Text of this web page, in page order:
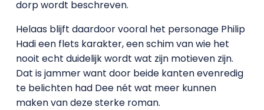
dorp wordt beschreven.
Helaas blijft daardoor vooral het personage Philip
Hadi een flets karakter, een schim van wie het
nooit echt duidelijk wordt wat zijn motieven zijn.
Dat is jammer want door beide kanten evenredig
te belichten had Dee nét wat meer kunnen
maken van deze sterke roman.